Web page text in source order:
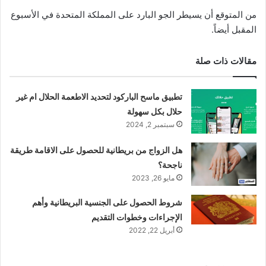
من المتوقع أن يسيطر الجو البارد على المملكة المتحدة في الأسبوع
المقبل أيضاً.
مقالات ذات صلة
تطبيق ماسح الباركود لتحديد الاطعمة الحلال ام غير
حلال بكل سهولة
سبتمبر 2, 2024
هل الزواج من بريطانية للحصول على الاقامة طريقة
ناجحة؟
مايو 26, 2023
شروط الحصول على الجنسية البريطانية وأهم
الإجراءات وخطوات التقديم
أبريل 22, 2022